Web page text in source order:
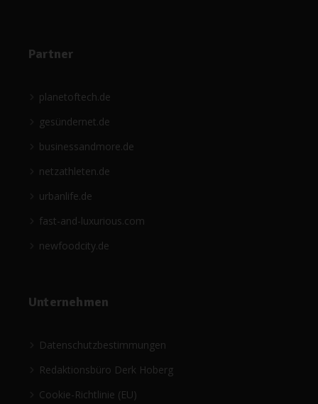
Partner
planetoftech.de
gesündernet.de
businessandmore.de
netzathleten.de
urbanlife.de
fast-and-luxurious.com
newfoodcity.de
Unternehmen
Datenschutzbestimmungen
Redaktionsbüro Derk Hoberg
Cookie-Richtlinie (EU)